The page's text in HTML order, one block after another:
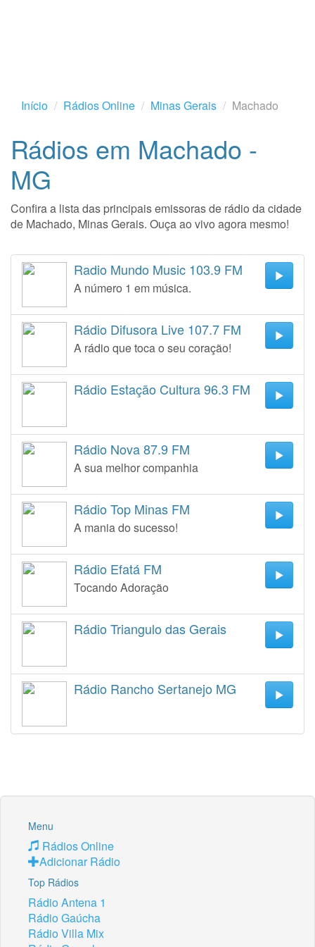
Início Rádios Online Minas Gerais Machado
Rádios em Machado -
MG
Confira a lista das principais emissoras de rádio da cidade
de Machado, Minas Gerais. Ouça ao vivo agora mesmo!
Radio Mundo Music 103.9 FM
A número 1 em música.
Rádio Difusora Live 107.7 FM
A rádio que toca o seu coração!
Rádio Estação Cultura 96.3 FM
Rádio Nova 87.9 FM
A sua melhor companhia
Rádio Top Minas FM
A mania do sucesso!
Rádio Efatá FM
Tocando Adoração
Rádio Triangulo das Gerais
Rádio Rancho Sertanejo MG
Menu
Rádios Online
Adicionar Rádio
Top Rádios
Rádio Antena 1
Rádio Gaúcha
Rádio Villa Mix